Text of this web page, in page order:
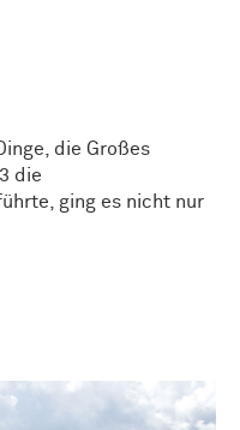
die Großes
die
ging es nicht nur